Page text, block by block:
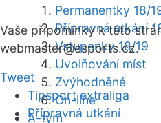
Permanentky 18/
Přípravná utkání
Vstupenky 18/19
Uvolňování míst
Zvýhodněné
On-line
A-tým
Vaše připomínky k této
webmaster@esports.cz.
Tweet
Tipsport extraliga
Přípravná utkání